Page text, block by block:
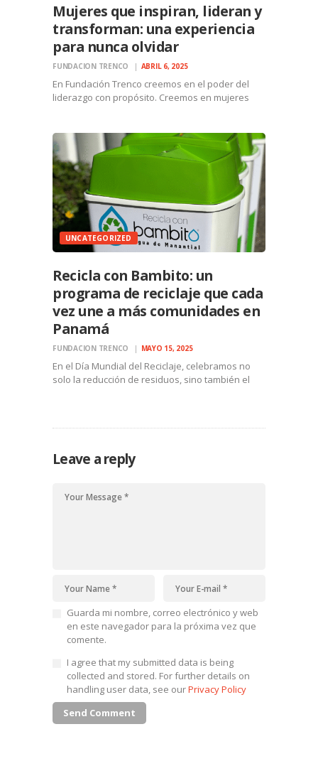
Mujeres que inspiran, lideran y
transforman: una experiencia
para nunca olvidar
FUNDACION TRENCO ABRIL 6, 2025
En Fundación Trenco creemos en el poder del
liderazgo con propósito. Creemos en mujeres
transforman realidades. Por eso, nos sentimos
orgullosos de haber patrocinado el…
UNCATEGORIZED
Recicla con Bambito: un
programa de reciclaje que cada
vez une a más comunidades en
Panamá
FUNDACION TRENCO MAYO 15, 2025
En el Día Mundial del Reciclaje, celebramos no
solo la reducción de residuos, sino también el
Leave a reply
Guarda mi nombre, correo electrónico y web
en este navegador para la próxima vez que
comente.
I agree that my submitted data is being
collected and stored. For further details on
handling user data, see ourPrivacy Policy